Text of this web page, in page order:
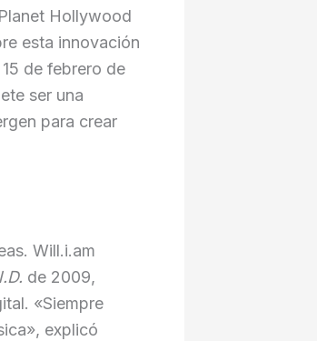
Hollywood
esta innovación
de febrero de
ser una
para crear
Will.i.am
de 2009,
«Siempre
explicó